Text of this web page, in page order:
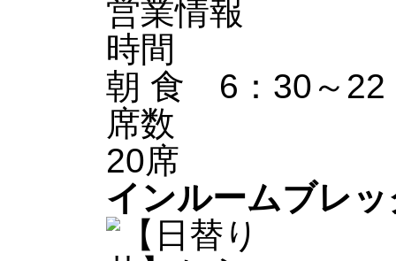
営業情報
時間
朝 食 6：30～22
席数
20席
インルームブレ